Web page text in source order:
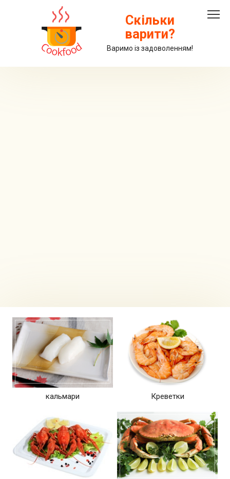
Скільки
варити?
Варимо із задоволенням!
кальмари Креветки